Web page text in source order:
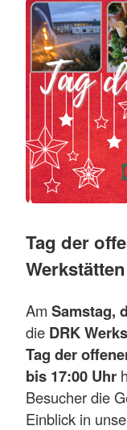
Tag der
Am Samstag,
die DRK
Tag der
bis 17:00 Uhr
Besucher die
Einblick in